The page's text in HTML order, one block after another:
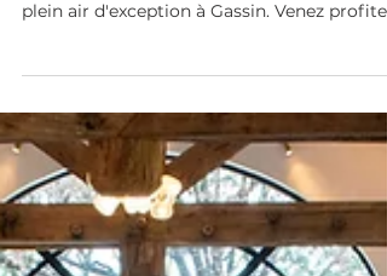
Vos soirées ciné & vin au
Domaine Tropez.
Cet été, le Domaine Tropez s'associe au
Festival de la Lune pour trois soirées cinéma
plein air d'exception à Gassin. Venez profiter
d'un film sur écran géant au cœur du
vignoble les 16 juillet, 30 juillet et 13 août !